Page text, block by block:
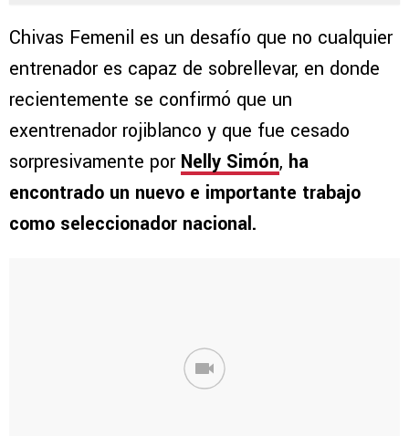
Chivas Femenil es un desafío que no cualquier
entrenador es capaz de sobrellevar, en donde
recientemente se confirmó que un
exentrenador rojiblanco y que fue cesado
sorpresivamente por Nelly Simón, ha
encontrado un nuevo e importante trabajo
como seleccionador nacional.